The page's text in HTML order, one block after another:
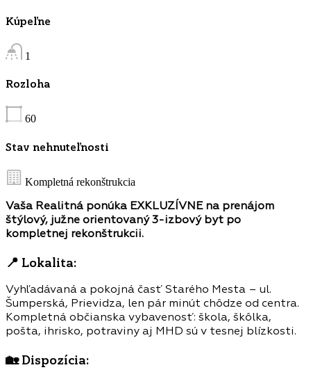
Kúpeľne
1
Rozloha
60
Stav nehnuteľnosti
Kompletná rekonštrukcia
Vaša Realitná ponúka EXKLUZÍVNE na prenájom
štýlový, južne orientovaný 3-izbový byt po
kompletnej rekonštrukcii.
📍 Lokalita:
Vyhľadávaná a pokojná časť Starého Mesta – ul.
Šumperská, Prievidza, len pár minút chôdze od centra.
Kompletná občianska vybavenosť: škola, škôlka,
pošta, ihrisko, potraviny aj MHD sú v tesnej blízkosti.
🏡Dispozícia: